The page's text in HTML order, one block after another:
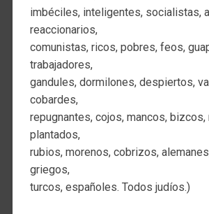
imbéciles, inteligentes, socialistas,
reaccionarios,
comunistas, ricos, pobres, feos,
trabajadores,
gandules, dormilones, despiertos,
cobardes,
repugnantes, cojos, mancos,
plantados,
rubios, morenos, cobrizos,
griegos,
turcos, españoles. Todos judíos.)